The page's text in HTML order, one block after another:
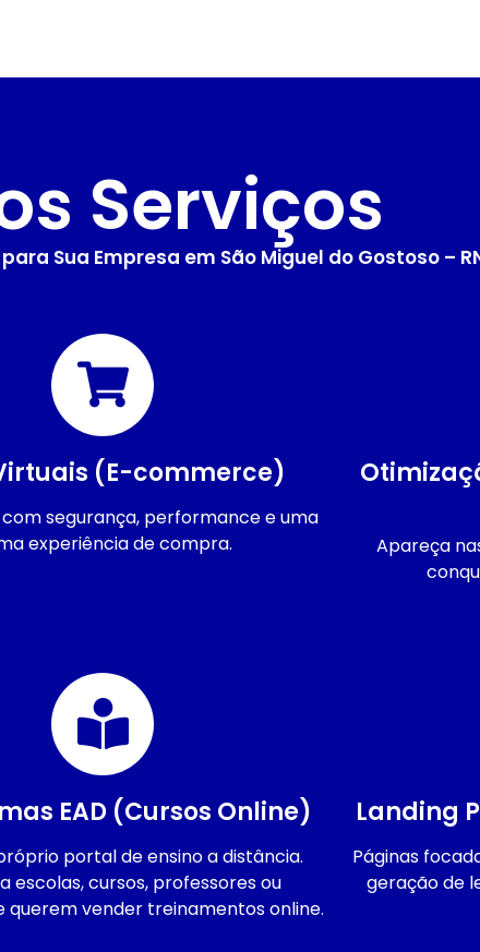
Serviços
Sua Empresa em São Miguel do Gostoso –
(E-commerce)
segurança, performance e uma
experiência de compra.
Apareça
EAD (Cursos Online)
portal de ensino a distância.
escolas, cursos, professores ou
querem vender treinamentos online.
Landing
Páginas
geração de